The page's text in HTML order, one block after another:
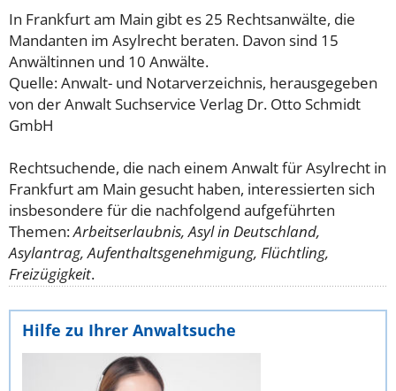
In Frankfurt am Main gibt es 25 Rechtsanwälte, die
Mandanten im Asylrecht beraten. Davon sind 15
Anwältinnen und 10 Anwälte.
Quelle: Anwalt- und Notarverzeichnis, herausgegeben
von der Anwalt Suchservice Verlag Dr. Otto Schmidt
GmbH
Rechtsuchende, die nach einem Anwalt für Asylrecht in
Frankfurt am Main gesucht haben, interessierten sich
insbesondere für die nachfolgend aufgeführten
Themen:Arbeitserlaubnis, Asyl in Deutschland,
Asylantrag, Aufenthaltsgenehmigung, Flüchtling,
Freizügigkeit.
Hilfe zu Ihrer Anwaltsuche